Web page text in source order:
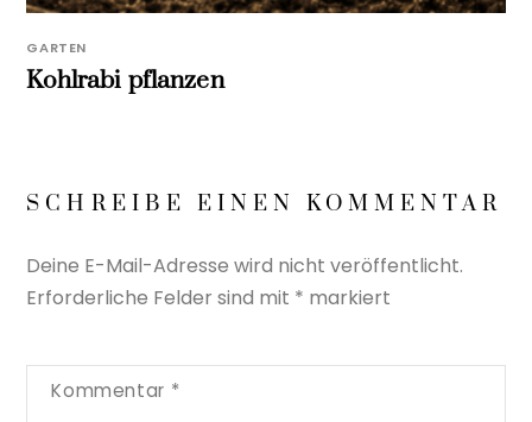
GARTEN
Kohlrabi pflanzen
SCHREIBE EINEN KOMMENTAR
Deine E-Mail-Adresse wird nicht veröffentlicht.
Erforderliche Felder sind mit * markiert
Kommentar *